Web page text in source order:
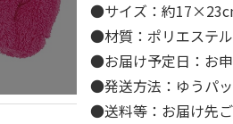
●サイズ：約
●材質：ポリエステ
●お届け予定日：お申
●発送方法：ゆうパ
●送料等：お届け先